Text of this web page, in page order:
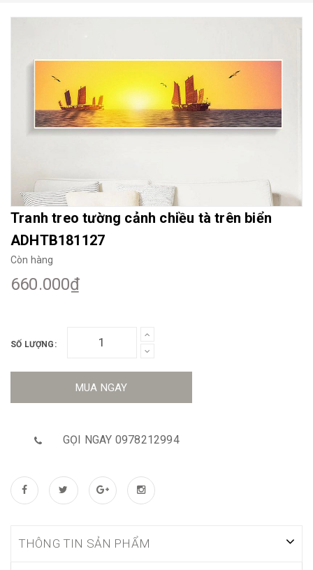
Mua File Tranh Tranh Thực Tế
Thế giới Decor Giới thiệu
Tranh treo tường cảnh chiều tà trên biển
ADHTB181127
Còn hàng
660.000₫
SỐ LƯỢNG:
MUA NGAY
GỌI NGAY 0978212994
THÔNG TIN SẢN PHẨM